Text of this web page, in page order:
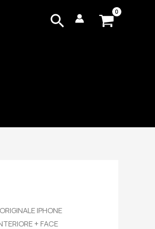
Cerca
IPHONE
+ FACE